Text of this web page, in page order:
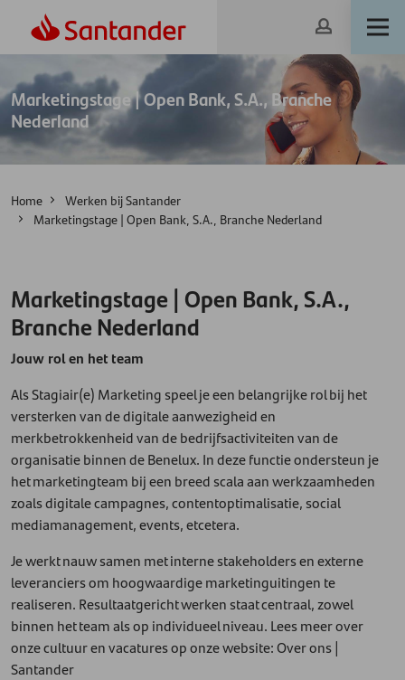
Marketingstage | Open Bank, S.A., Branche
Nederland
Home
Werken bij Santander
Marketingstage | Open Bank, S.A., Branche Nederland
Marketingstage | Open Bank, S.A.,
Branche Nederland
Jouw rol en het team
Als Stagiair(e) Marketing speel je een belangrijke rol bij het
versterken van de digitale aanwezigheid en
merkbetrokkenheid van de bedrijfsactiviteiten van de
organisatie binnen de Benelux. In deze functie ondersteun je
het marketingteam bij een breed scala aan werkzaamheden
zoals digitale campagnes, contentoptimalisatie, social
mediamanagement, events, etcetera.
Je werkt nauw samen met interne stakeholders en externe
leveranciers om hoogwaardige marketinguitingen te
realiseren. Resultaatgericht werken staat centraal, zowel
binnen het team als op individueel niveau. Lees meer over
onze cultuur en vacatures op onze website: Over ons |
Santander